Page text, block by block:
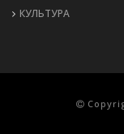
КУЛЬТУРА